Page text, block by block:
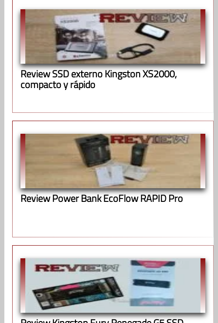
Review SSD externo Kingston XS2000,
compacto y rápido
Review Power Bank EcoFlow RAPID Pro